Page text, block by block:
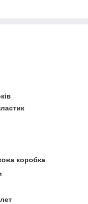
коробка